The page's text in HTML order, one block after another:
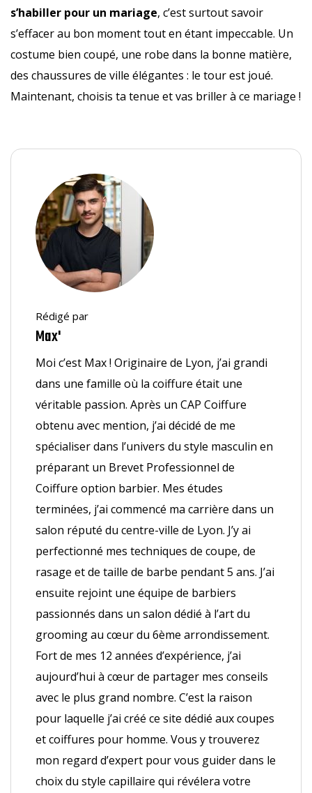
s’habiller pour un mariage, c’est surtout savoir
s’effacer au bon moment tout en étant impeccable. Un
costume bien coupé, une robe dans la bonne matière,
des chaussures de ville élégantes : le tour est joué.
Maintenant, choisis ta tenue et vas briller à ce mariage !
Rédigé par
Max'
Moi c’est Max ! Originaire de Lyon, j’ai grandi
dans une famille où la coiffure était une
véritable passion. Après un CAP Coiffure
obtenu avec mention, j’ai décidé de me
spécialiser dans l’univers du style masculin en
préparant un Brevet Professionnel de
Coiffure option barbier. Mes études
terminées, j’ai commencé ma carrière dans un
salon réputé du centre-ville de Lyon. J’y ai
perfectionné mes techniques de coupe, de
rasage et de taille de barbe pendant 5 ans. J’ai
ensuite rejoint une équipe de barbiers
passionnés dans un salon dédié à l’art du
grooming au cœur du 6ème arrondissement.
Fort de mes 12 années d’expérience, j’ai
aujourd’hui à cœur de partager mes conseils
avec le plus grand nombre. C’est la raison
pour laquelle j’ai créé ce site dédié aux coupes
et coiffures pour homme. Vous y trouverez
mon regard d’expert pour vous guider dans le
choix du style capillaire qui révélera votre